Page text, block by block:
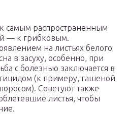
к самым распространенным
— к грибковым.
на листьях белого
в засуху, особенно, при
с болезнью заключается в
(к примеру, гашеной
Советуют также
листья, чтобы